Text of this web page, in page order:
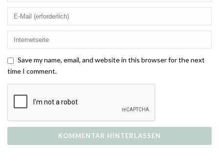
Save my name, email, and website in this browser for the next
time I comment.